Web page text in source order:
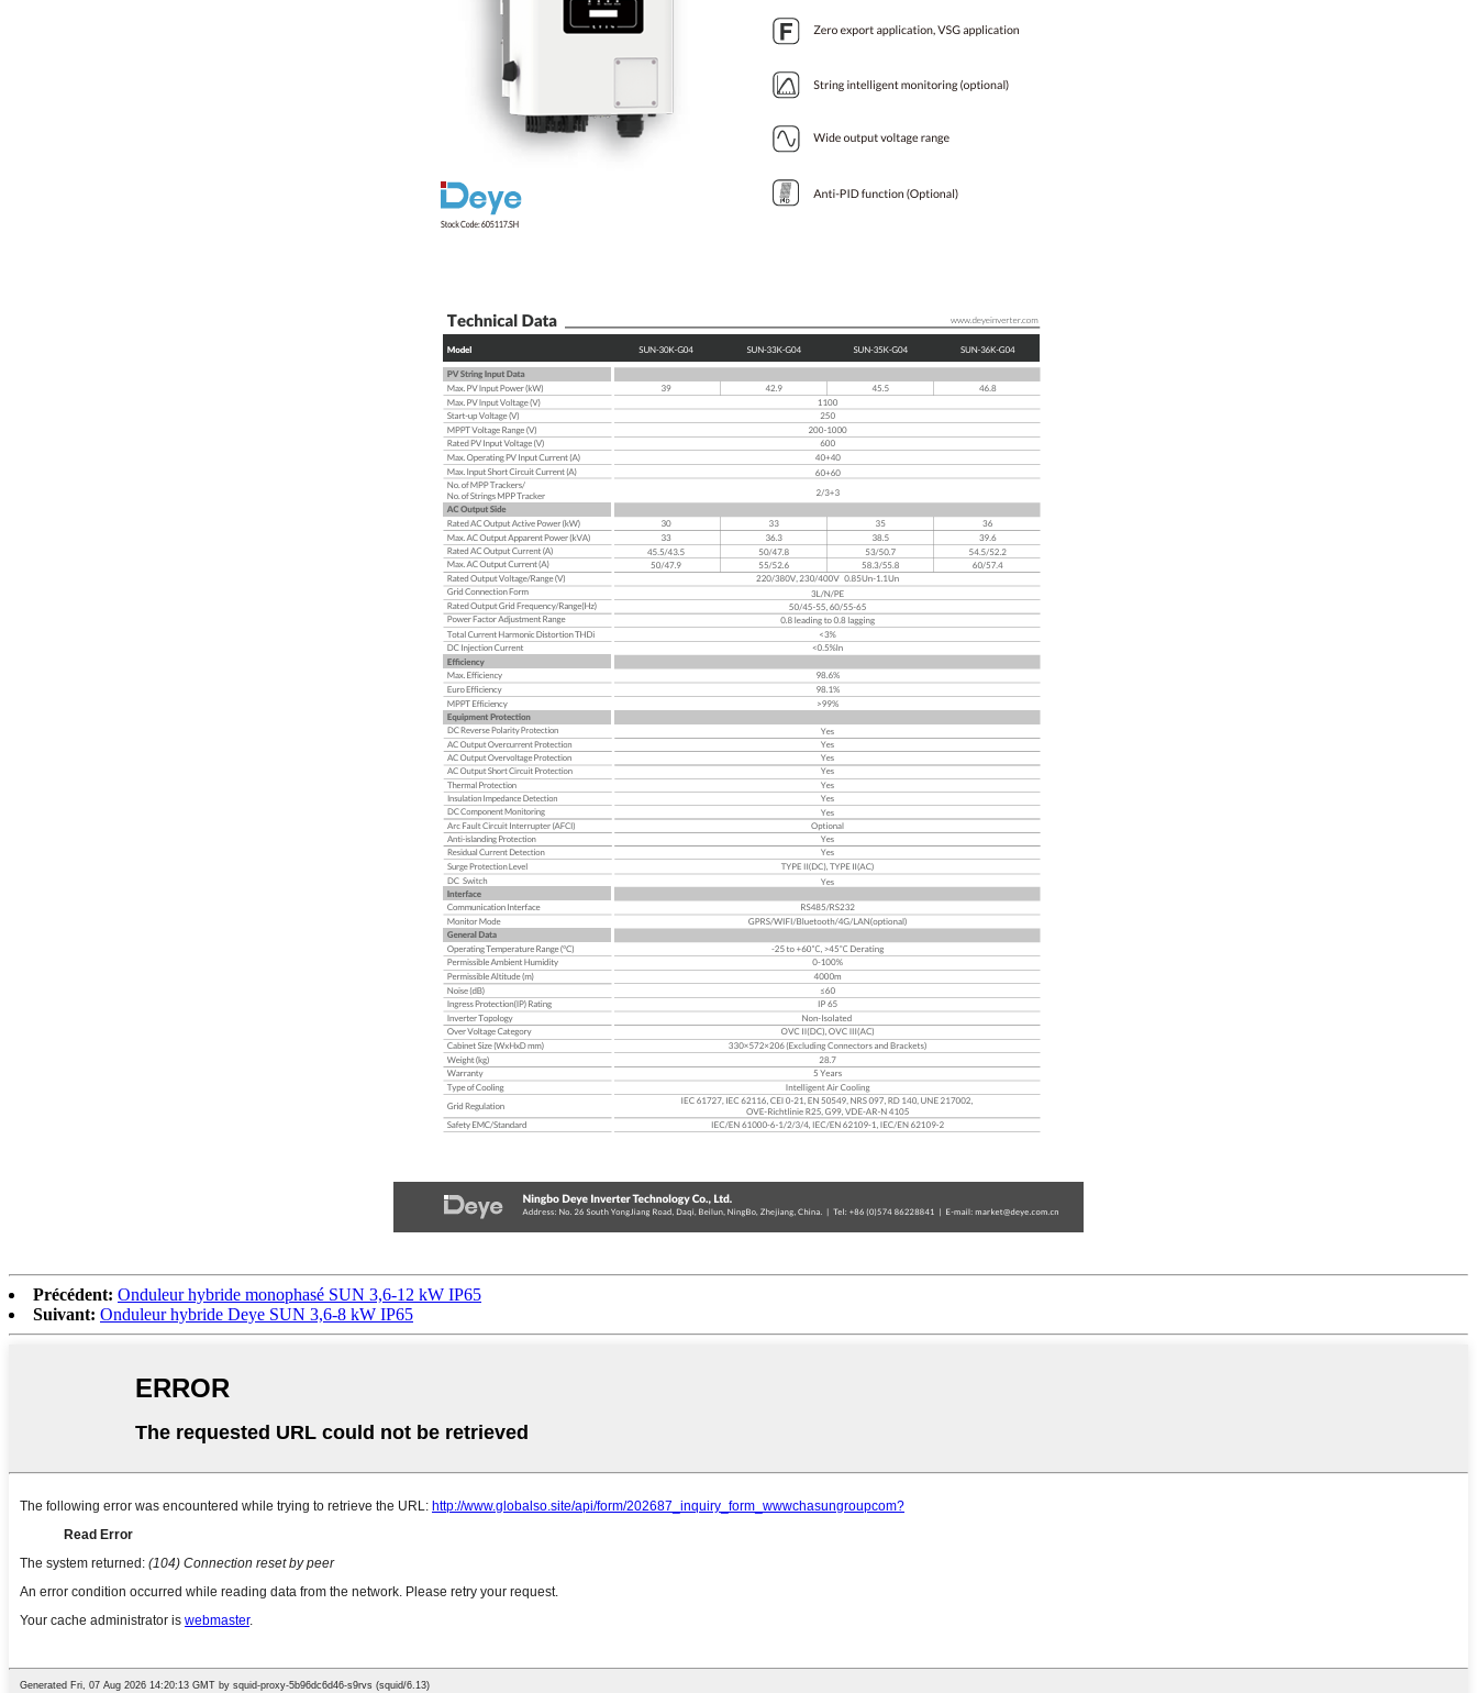
Précédent: Onduleur hybride monophasé SUN 3,6-12 kW IP65
Suivant: Onduleur hybride Deye SUN 3,6-8 kW IP65